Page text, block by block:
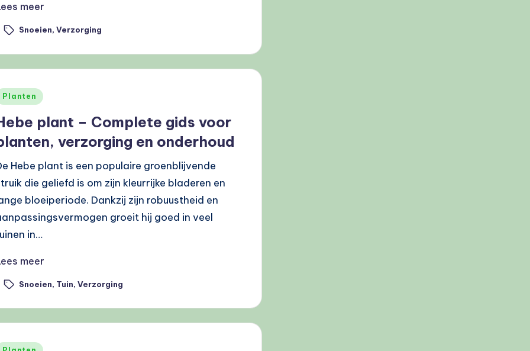
meer
Snoeien, Verzorging
Planten
plant – Complete gids voor
verzorging en onderhoud
Hebe plant is een populaire groenblijvende
die geliefd is om zijn kleurrijke bladeren en
bloeiperiode. Dankzij zijn robuustheid en
groeit hij goed in veel
in…
meer
Snoeien Tuin Verzorging